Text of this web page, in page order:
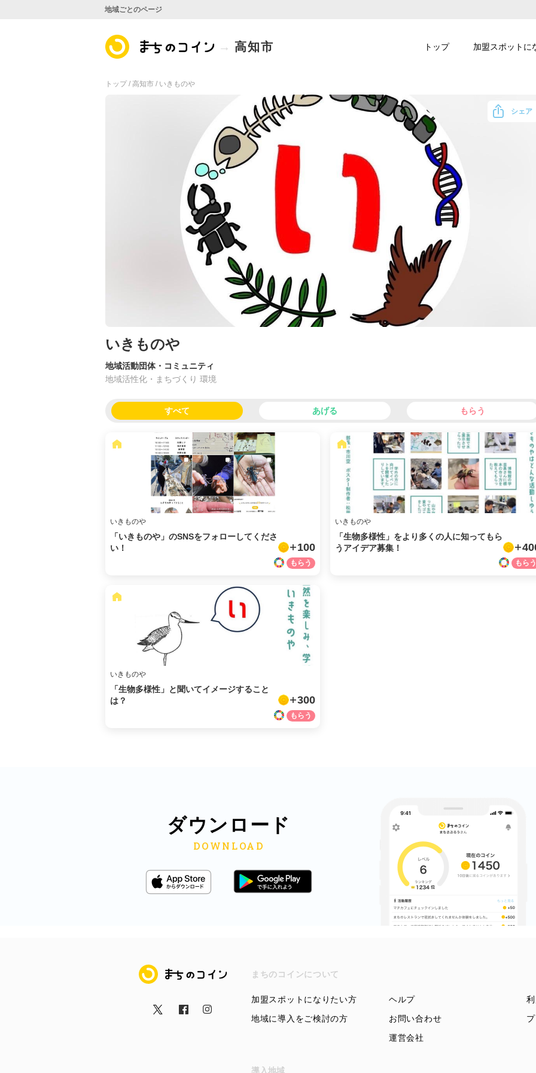
トップ / 高知市 / いきものや
シェア
いきものや
地域活動団体・コミュニティ
地域活性化・まちづくり 環境
すべて あげる もらう
いきものや
「いきものや」のSNSをフォローしてくださ
い！
100
いきものや
「生物多様性」をより多くの人に知ってもら
うアイデア募集！
いきものや
「生物多様性」と聞いてイメージすること
は？
300
ダウンロード
まちのコイン まちのコインについて
加盟スポットになりたい方
地域に導入をご検討の方
ヘルプ
お問い合わせ
運営会社
導入地域
地域ごとのページ
トップ 加盟スポットに
高知市